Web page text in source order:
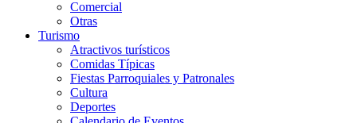
Comercial
Otras
Turismo
Atractivos turísticos
Comidas Típicas
Fiestas Parroquiales y Patronales
Cultura
Deportes